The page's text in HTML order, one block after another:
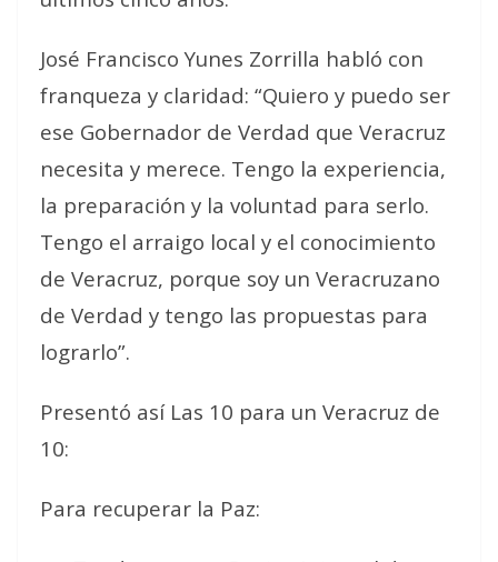
José Francisco Yunes Zorrilla habló con
franqueza y claridad: “Quiero y puedo ser
ese Gobernador de Verdad que Veracruz
necesita y merece. Tengo la experiencia,
la preparación y la voluntad para serlo.
Tengo el arraigo local y el conocimiento
de Veracruz, porque soy un Veracruzano
de Verdad y tengo las propuestas para
lograrlo”.
Presentó así Las 10 para un Veracruz de
10:
Para recuperar la Paz: